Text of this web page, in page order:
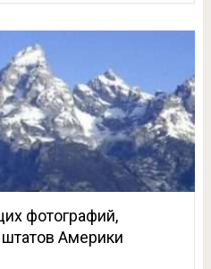
фотографий,
Америки